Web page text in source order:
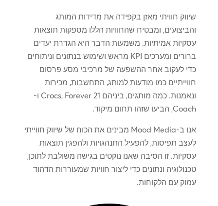
שיווק חוויתי מאזן בקפידה את מדידות המותג
והביצועים, ומבטיח שהחוויות הללו מספקות תוצאות
עסקיות אמיתיות. משמעות הדבר היא הגדרת יעדים
ברורים ומערכים KPI מראש ושימוש בנתונים וניתוחים
כדי לעקוב אחר ההשפעה של מרכיבי מסע פרסום
חווייתיים כמו מודעות למותג, התחשבות, מכירות
ונאמנות. כמה מותגים, ביניהם Crocs, Forever 21 ו-
Coach, הביעו שזהו תחום מיקוד.
אנו ב-Mood Media מבינים את הכוח של שיווק חווייתי
לעצב תפיסות, להפעיל התנהגויות ולהפגין תוצאות
עסקיות. זו הסיבה שאנו נוקטים בגישה משולבת לתוכן,
טכנולוגיה ונתונים כדי ליצור חוויות שמעוררות הדהוד
עמוק עם הלקוחות.